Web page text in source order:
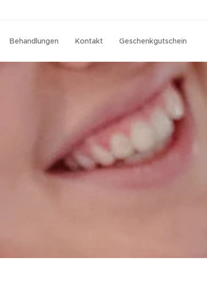
Behandlungen Kontakt Geschenkgutschein